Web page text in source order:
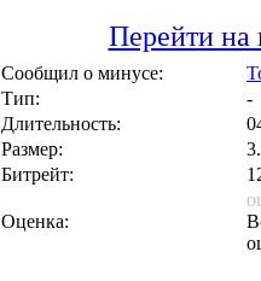
Перейти на
Сообщил о минусе:
Тип:
-
Длительность:
Размер:
Битрейт:
Оценка: